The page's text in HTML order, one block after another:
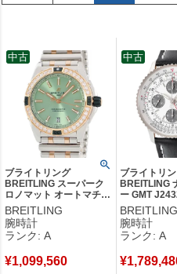
つ世界初のクロノグラフを開発し
ブランド。「クロノマット」や
ラフ搭載の人気モデルも数多く、
メーター（COSO）化を図るなど
高級感が魅力です。
創業年：1884年
発祥地：スイス サンティミエ
創業者：レオン・ブライトリング
ブライトリング
BREITLING スーパーク
ロノマット オートマチッ
ク 38 U17356
U17356531L1U1
K18RG×SS 純正ダイヤ
メンズ 腕時計自動巻き
品
BREITLING
腕時計
ランク: A
¥1,099,560
中古
ブライトリ
BREITLING
ー GMT
無垢 クロノ
ト 回転ベゼ
メンズ 腕時
シルバー 【
BREITLING
腕時計
ランク: A
¥
中古